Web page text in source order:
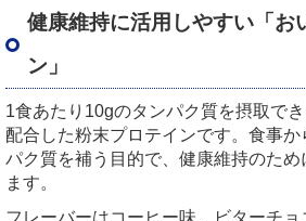
健康維持に活用しやすい「お
ン」
1食あたり10gのタンパク質を摂取で
配合した粉末プロテインです。食事
パク質を補う目的で、健康維持のた
ます。